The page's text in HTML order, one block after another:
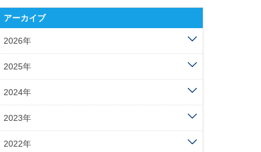
アーカイブ
2026年
2025年
2024年
2023年
2022年